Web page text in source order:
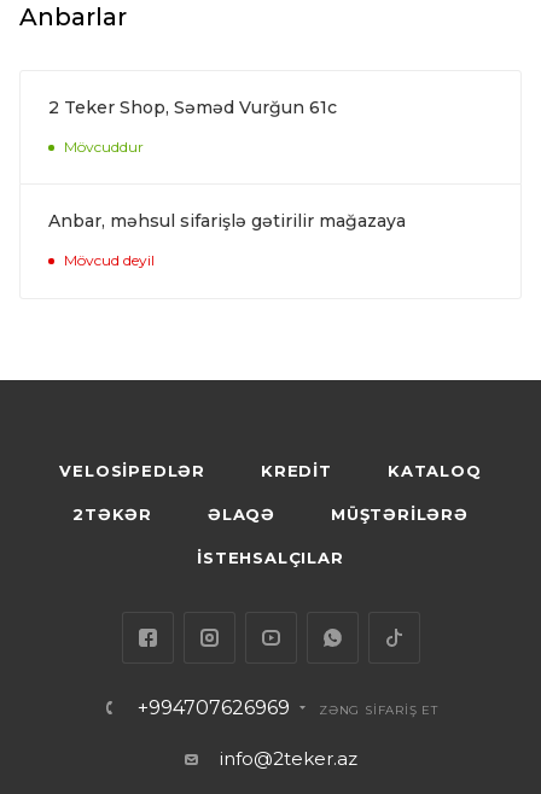
Anbarlar
2 Teker Shop, Səməd Vurğun 61c
Mövcuddur
Anbar, məhsul sifarişlə gətirilir mağazaya
Mövcud deyil
VELOSİPEDLƏR KREDİT KATALOQ
2TƏKƏR ƏLAQƏ MÜŞTƏRİLƏRƏ
İSTEHSALÇILAR
+994707626969 ZƏNG SİFARİŞ ET
info@2teker.az